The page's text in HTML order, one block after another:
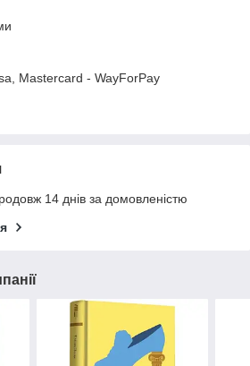
Mastercard - WayForPay
14 днів за домовленістю